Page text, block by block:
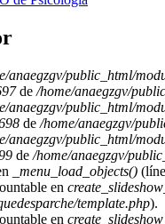
anaegzgv/public_html/
de /home/anaegzgv/
anaegzgv/public_html/
de /home/anaegzgv/
anaegzgv/public_html/
de /home/anaegzgv/
_menu_load_objects()
en
template.php).
en